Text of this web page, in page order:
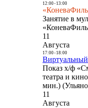
12:00- 13:00
Занятие в
11
Августа
17:00- 18:00
Показ х/ф
театра и
мин.)
11
Августа